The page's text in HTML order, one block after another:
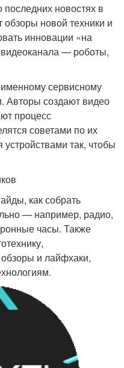
новостях в
обзоры новой техники и
инновации «на
— роботы,
сервисному
Авторы создают видео
процесс
советами по их
устройствами так, чтобы
как собрать
— например, радио,
часы. Также
и лайфхаки,